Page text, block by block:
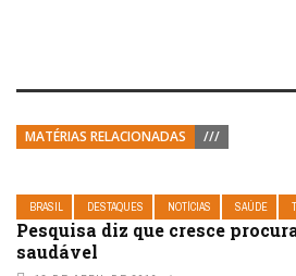
MATÉRIAS RELACIONADAS ///
BRASIL DESTAQUES NOTÍCIAS SAÚDE
Pesquisa diz que cresce
saudável